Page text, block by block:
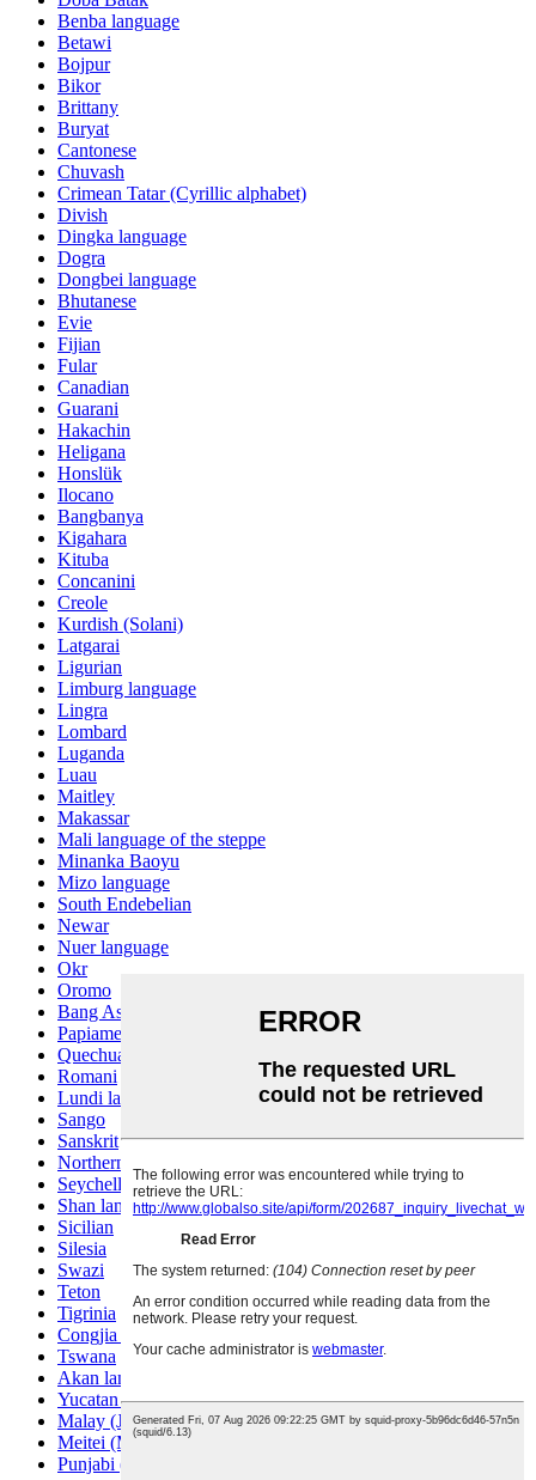
Benba language
Betawi
Bojpur
Bikor
Brittany
Buryat
Cantonese
Chuvash
Crimean Tatar (Cyrillic alphabet)
Divish
Dingka language
Dogra
Dongbei language
Bhutanese
Evie
Fijian
Fular
Canadian
Guarani
Hakachin
Heligana
Honslük
Ilocano
Bangbanya
Kigahara
Kituba
Concanini
Creole
Kurdish (Solani)
Latgarai
Ligurian
Limburg language
Lingra
Lombard
Luganda
Luau
Maitley
Makassar
Mali language of the steppe
Minanka Baoyu
Mizo language
South Endebelian
Newar
Nuer language
Okr
Oromo
Bang Ashinan
Papiamento
Quechua
Romani
Lundi language
Sango
Sanskrit
Northern Sotho
Seychelles Creole
Shan language
Sicilian
Silesia
Swazi
Teton
Tigrinia
Congjia language
Tswana
Akan language
Yucatan Mayan
Malay (Jawi)
Meitei (Manipuri)
Punjabi (Shamuki)